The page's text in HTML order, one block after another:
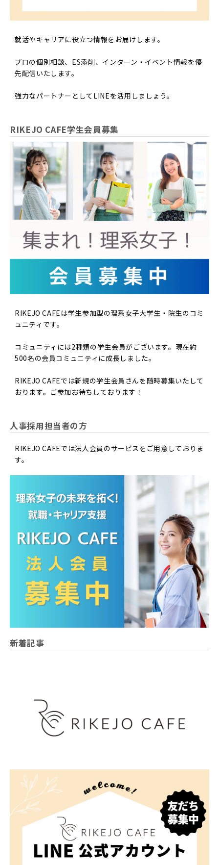
就活やキャリアに役立つ情報をお届けします。
プロの個別相談、ES添削、インターン・イベント情報を優
先配信いたします。
強力なパートナーとしてLINEを活用しましょう。
RIKEJO CAFE学生会員募集
RIKEJO CAFEは学生参加型の理系女子大学生・院生のコミ
ュニティです。
コミュニティには2種類の学生会員がございます。現在約
500名の会員コミュニティに成長しました。
RIKEJO CAFEでは新規の学生会員さんを随時募集いたして
おります。ご参加お待ちしております！
人事採用担当者の方
RIKEJO CAFEでは法人会員のサービスをご用意しておりま
す。
新着記事